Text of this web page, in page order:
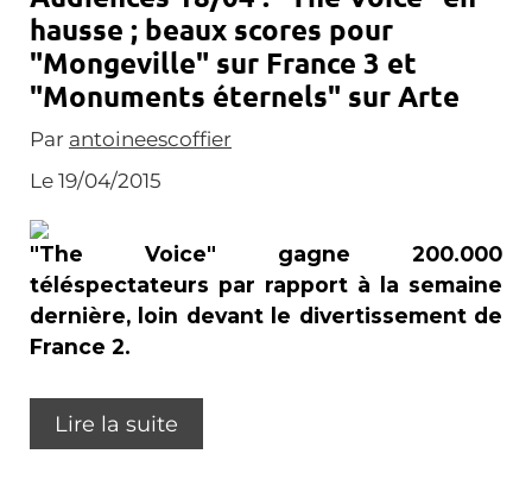
hausse ; beaux scores pour
"Mongeville" sur France 3 et
"Monuments éternels" sur Arte
Par antoineescoffier
Le 19/04/2015
"The Voice" gagne 200.000
téléspectateurs par rapport à la semaine
dernière, loin devant le divertissement de
France 2.
Lire la suite